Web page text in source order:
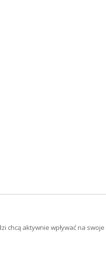
chcą aktywnie wpływać na swoje